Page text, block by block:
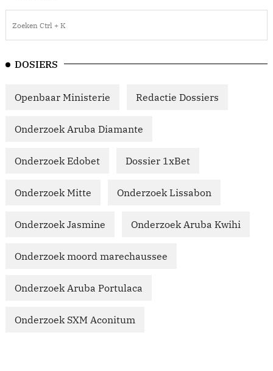
DOSIERS
Openbaar Ministerie Redactie Dossiers
Onderzoek Aruba Diamante
Onderzoek Edobet Dossier 1xBet
Onderzoek Mitte Onderzoek Lissabon
Onderzoek Jasmine Onderzoek Aruba Kwihi
Onderzoek moord marechaussee
Onderzoek Aruba Portulaca
Onderzoek SXM Aconitum